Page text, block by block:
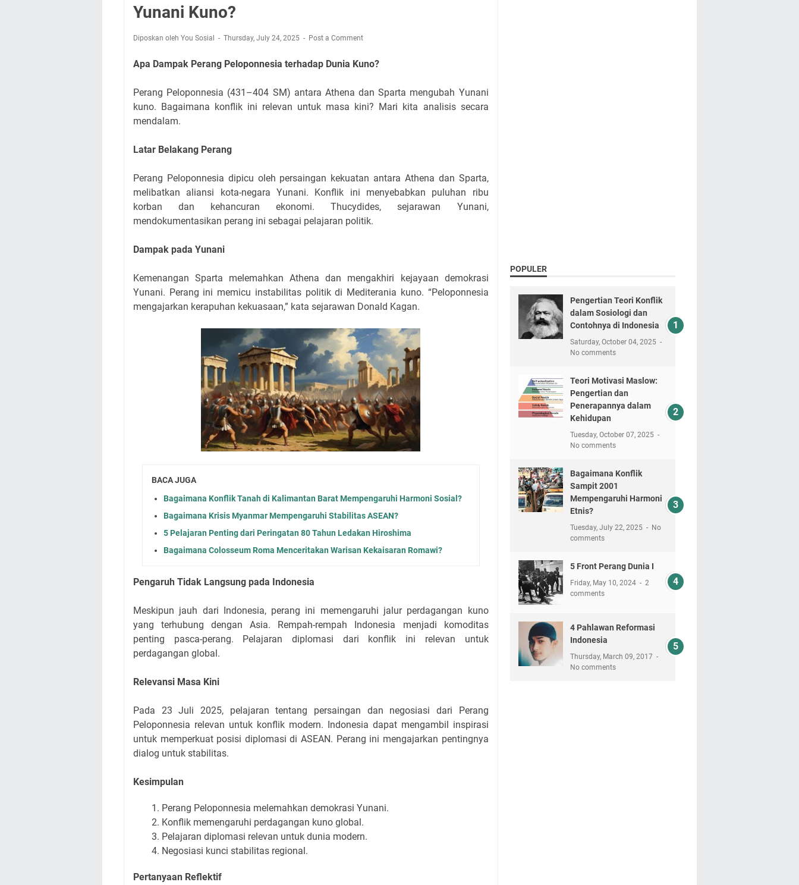
Yunani Kuno?
Diposkan oleh You Sosial Thursday, July 24, 2025 Post a Comment
Apa Dampak Perang Peloponnesia terhadap Dunia Kuno?
Perang Peloponnesia (431–404 SM) antara Athena dan Sparta mengubah Yunani
kuno. Bagaimana konflik ini relevan untuk masa kini? Mari kita analisis secara
mendalam.
Latar Belakang Perang
Perang Peloponnesia dipicu oleh persaingan kekuatan antara Athena dan Sparta,
melibatkan aliansi kota-negara Yunani. Konflik ini menyebabkan puluhan ribu
korban dan kehancuran ekonomi. Thucydides, sejarawan Yunani,
mendokumentasikan perang ini sebagai pelajaran politik.
Dampak pada Yunani
Kemenangan Sparta melemahkan Athena dan mengakhiri kejayaan demokrasi
Yunani. Perang ini memicu instabilitas politik di Mediterania kuno. “Peloponnesia
mengajarkan kerapuhan kekuasaan,” kata sejarawan Donald Kagan.
BACA JUGA
Bagaimana Konflik Tanah di Kalimantan Barat Mempengaruhi Harmoni Sosial?
Bagaimana Krisis Myanmar Mempengaruhi Stabilitas ASEAN?
5 Pelajaran Penting dari Peringatan 80 Tahun Ledakan Hiroshima
Bagaimana Colosseum Roma Menceritakan Warisan Kekaisaran Romawi?
Pengaruh Tidak Langsung pada Indonesia
Meskipun jauh dari Indonesia, perang ini memengaruhi jalur perdagangan kuno
yang terhubung dengan Asia. Rempah-rempah Indonesia menjadi komoditas
penting pasca-perang. Pelajaran diplomasi dari konflik ini relevan untuk
perdagangan global.
Relevansi Masa Kini
Pada 23 Juli 2025, pelajaran tentang persaingan dan negosiasi dari Perang
Peloponnesia relevan untuk konflik modern. Indonesia dapat mengambil inspirasi
untuk memperkuat posisi diplomasi di ASEAN. Perang ini mengajarkan pentingnya
dialog untuk stabilitas.
Kesimpulan
Perang Peloponnesia melemahkan demokrasi Yunani.
Konflik memengaruhi perdagangan kuno global.
Pelajaran diplomasi relevan untuk dunia modern.
Negosiasi kunci stabilitas regional.
Pertanyaan Reflektif
POPULER
Pengertian Teori Konflik
dalam Sosiologi dan
Contohnya di Indonesia
Saturday, October 04, 2025
No comments
Teori Motivasi Maslow:
Pengertian dan
Penerapannya dalam
Kehidupan
Tuesday, October 07, 2025
No comments
Bagaimana Konflik
Sampit 2001
Mempengaruhi Harmoni
Etnis?
Tuesday, July 22, 2025
No
comments
5 Front Perang Dunia I
Friday, May 10, 2024
2
comments
4 Pahlawan Reformasi
Indonesia
Thursday, March 09, 2017
No comments